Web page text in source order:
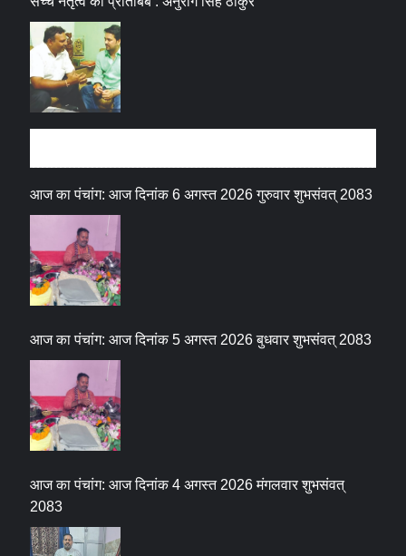
आज का पंचांग: आज दिनांक 6 अगस्त 2026 गुरुवार शुभसंवत् 2083
आज का पंचांग: आज दिनांक 5 अगस्त 2026 बुधवार शुभसंवत् 2083
आज का पंचांग: आज दिनांक 4 अगस्त 2026 मंगलवार शुभसंवत्
2083